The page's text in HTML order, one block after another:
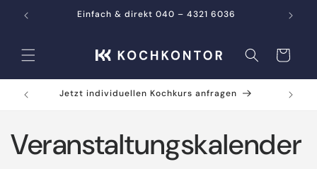
zum
Einfach & direkt 040 – 4321 6036
Warenkorb
Jetzt individuellen Kochkurs anfragen
Veranstaltungskalender